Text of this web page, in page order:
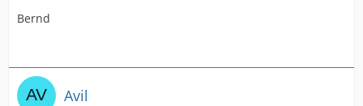
Bernd
Avil